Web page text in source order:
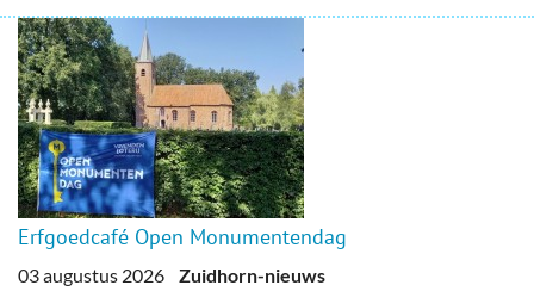
Erfgoedcafé Open Monumentendag
03 augustus 2026 Zuidhorn-nieuws